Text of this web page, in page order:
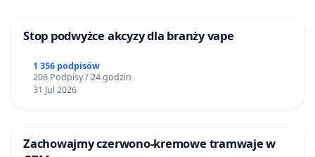
Stop podwyżce akcyzy dla branży vape
1 356 podpisów
206 Podpisy / 24 godzin
31 Jul 2026
Zachowajmy czerwono-kremowe tramwaje w